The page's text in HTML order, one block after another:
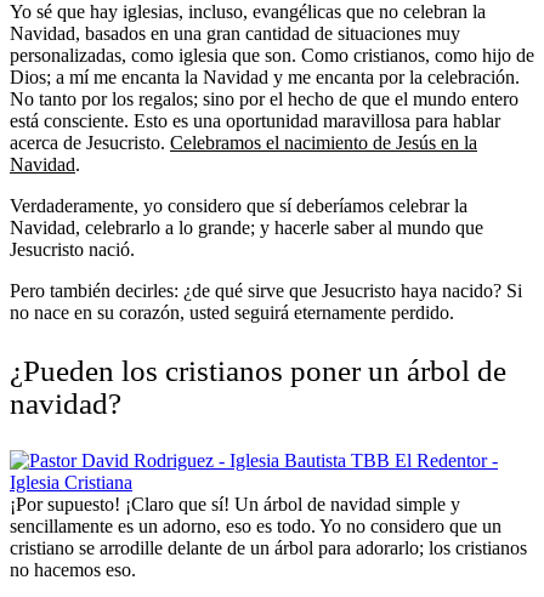
Yo sé que hay iglesias, incluso, evangélicas que no celebran la
Navidad, basados en una gran cantidad de situaciones muy
personalizadas, como iglesia que son. Como cristianos, como hijo de
Dios; a mí me encanta la Navidad y me encanta por la celebración.
No tanto por los regalos; sino por el hecho de que el mundo entero
está consciente. Esto es una oportunidad maravillosa para hablar
acerca de Jesucristo. Celebramos el nacimiento de Jesús en la
Navidad.
Verdaderamente, yo considero que sí deberíamos celebrar la
Navidad, celebrarlo a lo grande; y hacerle saber al mundo que
Jesucristo nació.
Pero también decirles: ¿de qué sirve que Jesucristo haya nacido? Si
no nace en su corazón, usted seguirá eternamente perdido.
¿Pueden los cristianos poner un árbol de
navidad?
¡Por supuesto! ¡Claro que sí! Un árbol de navidad simple y
sencillamente es un adorno, eso es todo. Yo no considero que un
cristiano se arrodille delante de un árbol para adorarlo; los cristianos
no hacemos eso.